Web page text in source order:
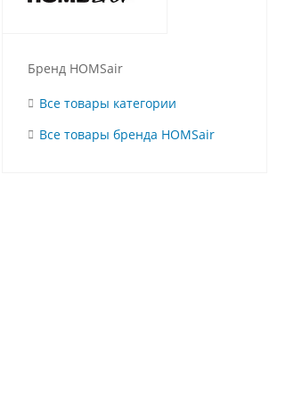
Бренд HOMSair
Все товары категории
Все товары бренда HOMSair